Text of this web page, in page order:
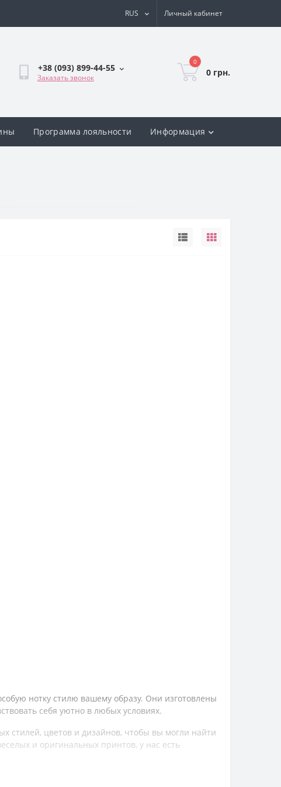
RUS Личный кабинет
+38 (093) 899-44-55
Заказать звонок
0
0 грн.
Программа лояльности Информация
нотку стилю вашему образу. Они изготовлены
себя уютно в любых условиях.
стилей, цветов и дизайнов, чтобы вы могли найти
и оригинальных принтов, у нас есть